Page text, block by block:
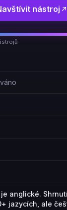
nástroj
je anglické.
jazycích, ale